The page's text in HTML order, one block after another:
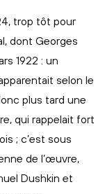
trop tôt pour
dont Georges
1922 : un
selon le
plus tard une
qui rappelait fort
; c’est sous
de l’œuvre,
Dushkin et